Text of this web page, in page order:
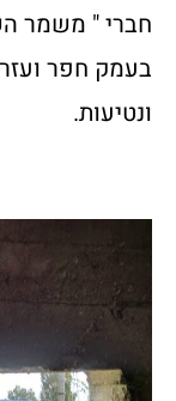
חברי " משמר
בעמק חפר
ונטיעות.